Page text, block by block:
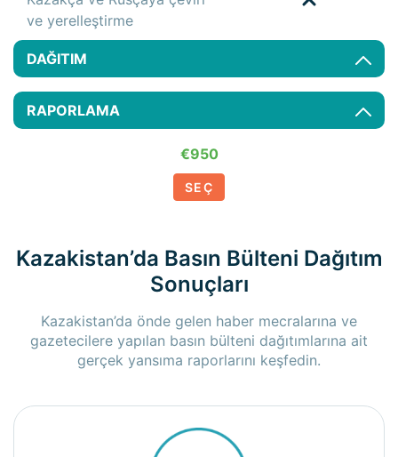
ve yerelleştirme
DAĞITIM
RAPORLAMA
€950
SEÇ
Kazakistan’da Basın Bülteni Dağıtım
Sonuçları
Kazakistan’da önde gelen haber mecralarına ve
gazetecilere yapılan basın bülteni dağıtımlarına ait
gerçek yansıma raporlarını keşfedin.